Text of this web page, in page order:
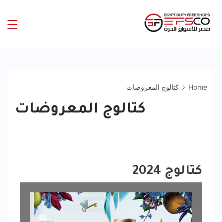
Home كتالوج المعروضات
كتالوج المعروضات
كتالوج 2024